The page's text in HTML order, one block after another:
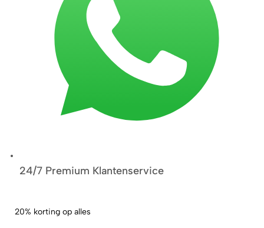
24/7 Premium Klantenservice
20% korting op alles